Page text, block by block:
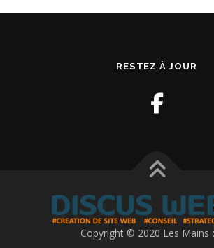
RESTEZ À JOUR
Copyright © 2020 Les Mains